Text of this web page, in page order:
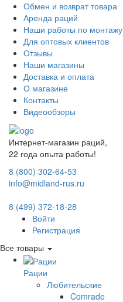
Обмен и возврат товара
Аренда раций
Наши работы по монтажу
Для оптовых клиентов
Отзывы
Наши магазины
Доставка и оплата
О магазине
Контакты
Видеообзоры
Интернет-магазин раций,
22 года опыта работы!
8 (800) 302-64-53
info@midland-rus.ru
8 (499) 372-18-28
Войти
Регистрация
Все товары
Рации
Любительские
Comrade